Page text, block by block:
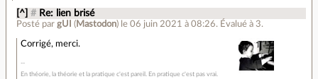
[^] # Re: lien brisé
Posté pargUI ( Mastodon) le 06 juin 2021 à 08:26. Évalué à 3.
Corrigé, merci.
En théorie, la théorie et la pratique c'est pareil. En pratique c'est pas vrai.